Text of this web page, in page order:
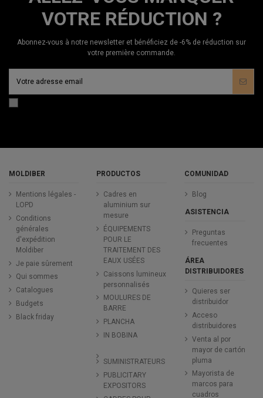
VOTRE RÉDUCTION ?
Abonnez-vous à notre newsletter et bénéficiez de -6% de réduction sur
votre première commande.
MOLDIBER
Mentions légales -
LOPD
Conditions
générales
d'expédition
Moldiber
Je paie sûrement
Qui sommes
Catalogues
Budgets
Black friday
PRODUCTOS
Cadres en
aluminium sur
mesure
ÉQUIPEMENTS
POUR LE
TRAITEMENT DES
EAUX USÉES
Caissons lumineux
personnalisés
MOULURES DE
BARRE
PLANCHA
IN BOBINA
SUMINISTRATEURS
PUBLICITARY
EXPOSITORS
COMUNIDAD
Blog
ASISTENCIA
Preguntas
frecuentes
ÁREA
DISTRIBUIDORES
Quieres ser
distribuidor
Acceso
distribuidores
Venta al por
mayor de cartón
pluma
Mayorista de
marcos para
cuadros